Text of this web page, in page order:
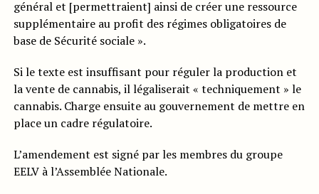
général et [permettraient] ainsi de créer une ressource
supplémentaire au profit des régimes obligatoires de
base de Sécurité sociale ».
Si le texte est insuffisant pour réguler la production et
la vente de cannabis, il légaliserait « techniquement » le
cannabis. Charge ensuite au gouvernement de mettre en
place un cadre régulatoire.
L’amendement est signé par les membres du groupe
EELV à l’Assemblée Nationale.